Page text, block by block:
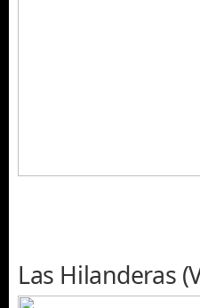
Las Hilanderas